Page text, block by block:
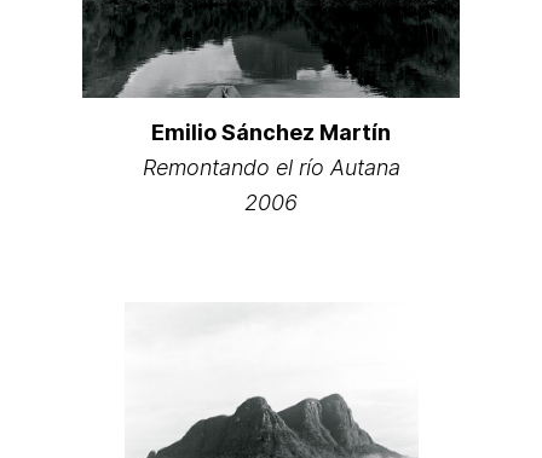
Emilio Sánchez Martín
Remontando el río Autana
2006